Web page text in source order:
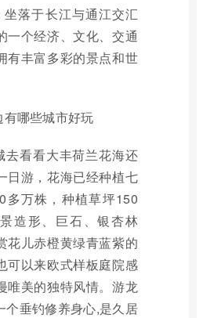
坐落于长江与通江交汇
一个经济、文化、交通
有丰富多彩的景点和世
哪些城市好玩
去看看大丰荷兰花海还
日游，花海已经种植七
多万株，种植草坪150
造形、巨石、银杏林
花儿赤橙黄绿青蓝紫的
可以来欧式样板庭院感
唯美的独特风情。游龙
个垂钓修养身心,是久居